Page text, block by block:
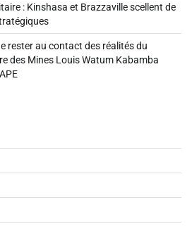
: Kinshasa et Brazzaville scellent de
rester au contact des réalités du
des Mines Louis Watum Kabamba